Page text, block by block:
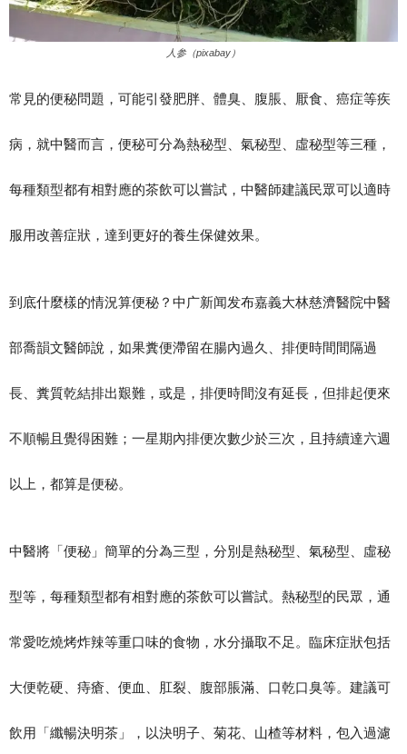
人参（pixabay）
常見的便秘問題，可能引發肥胖、體臭、腹脹、厭食、癌症等疾
病，就中醫而言，便秘可分為熱秘型、氣秘型、虛秘型等三種，
每種類型都有相對應的茶飲可以嘗試，中醫師建議民眾可以適時
服用改善症狀，達到更好的養生保健效果。
到底什麼樣的情況算便秘？中广新闻发布嘉義大林慈濟醫院中醫
部喬韻文醫師說，如果糞便滯留在腸內過久、排便時間間隔過
長、糞質乾結排出艱難，或是，排便時間沒有延長，但排起便來
不順暢且覺得困難；一星期內排便次數少於三次，且持續達六週
以上，都算是便秘。
中醫將「便秘」簡單的分為三型，分別是熱秘型、氣秘型、虛秘
型等，每種類型都有相對應的茶飲可以嘗試。熱秘型的民眾，通
常愛吃燒烤炸辣等重口味的食物，水分攝取不足。臨床症狀包括
大便乾硬、痔瘡、便血、肛裂、腹部脹滿、口乾口臭等。建議可
飲用「纖暢決明茶」，以決明子、菊花、山楂等材料，包入過濾